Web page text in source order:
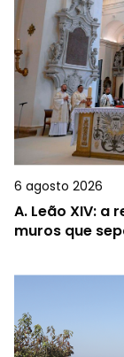
6 agosto 2026
A. Leão XIV: a
muros que